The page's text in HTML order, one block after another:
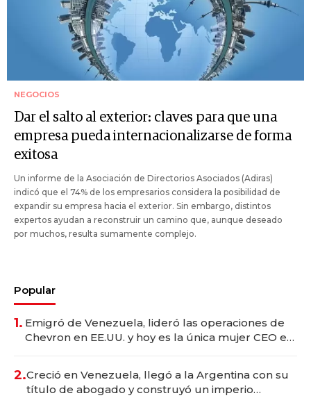
NEGOCIOS
Dar el salto al exterior: claves para que una
empresa pueda internacionalizarse de forma
exitosa
Un informe de la Asociación de Directorios Asociados (Adiras)
indicó que el 74% de los empresarios considera la posibilidad de
expandir su empresa hacia el exterior. Sin embargo, distintos
expertos ayudan a reconstruir un camino que, aunque deseado
por muchos, resulta sumamente complejo.
Popular
1. Emigró de Venezuela, lideró las operaciones de
Chevron en EE.UU. y hoy es la única mujer CEO en
2.Creció en Venezuela, llegó a la Argentina con su
título de abogado y construyó un imperio